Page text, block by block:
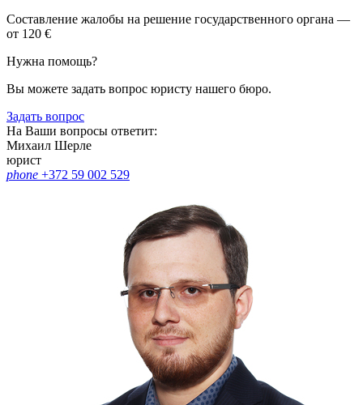
Составление жалобы на решение государственного органа —
от 120 €
Нужна помощь?
Вы можете задать вопрос юристу нашего бюро.
Задать вопрос
На Ваши вопросы ответит:
Михаил Шерле
юрист
phone +372 59 002 529